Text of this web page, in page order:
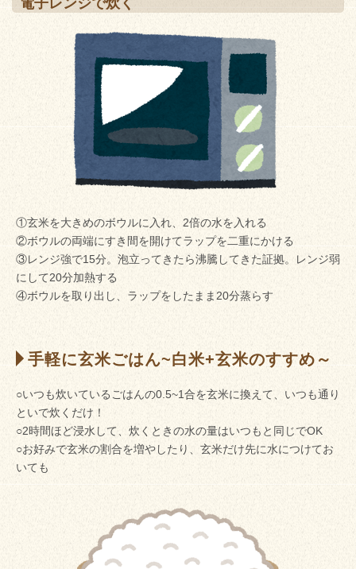
①玄米を大きめのボウルに入れ、2倍の水を入れる
②ボウルの両端にすき間を開けてラップを二重にかける
③レンジ強で15分。泡立ってきたら沸騰してきた証拠。レンジ弱
にして20分加熱する
④ボウルを取り出し、ラップをしたまま20分蒸らす
手軽に玄米ごはん~白米+玄米のすすめ～
○いつも炊いているごはんの0.5~1合を玄米に換えて、いつも通り
といで炊くだけ！
○2時間ほど浸水して、炊くときの水の量はいつもと同じでOK
○お好みで玄米の割合を増やしたり、玄米だけ先に水につけてお
いても